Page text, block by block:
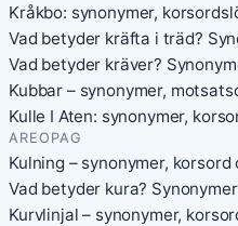
Kråkbo: synonymer,
Vad betyder kräfta i träd?
Vad betyder kräver?
Kubbar – synonymer,
Kulle I Aten: synonymer,
AREOPAG
Kulning – synonymer,
Vad betyder kura?
Kurvlinjal – synonymer,